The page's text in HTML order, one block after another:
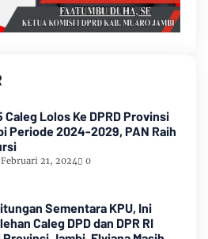
Caleg Lolos Ke DPRD Provinsi
Periode 2024-2029, PAN Raih
21, 2024 0
Sementara KPU, Ini
Caleg DPD dan DPR RI